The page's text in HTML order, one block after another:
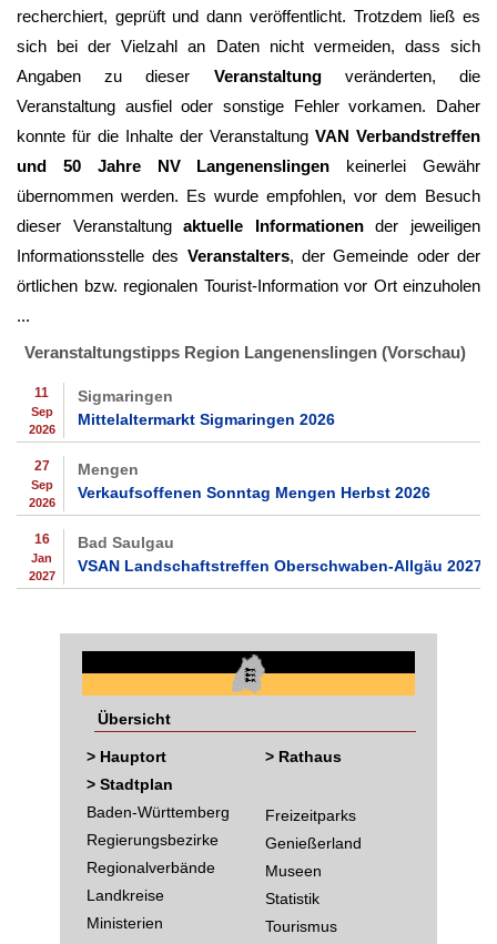
recherchiert, geprüft und dann veröffentlicht. Trotzdem ließ es
sich bei der Vielzahl an Daten nicht vermeiden, dass sich
Angaben zu dieser Veranstaltungveränderten, die
Veranstaltung ausfiel oder sonstige Fehler vorkamen. Daher
konnte für die Inhalte der Veranstaltung VAN Verbandstreffen
und 50 Jahre NV Langenenslingen keinerlei Gewähr
übernommen werden. Es wurde empfohlen, vor dem Besuch
dieser Veranstaltungaktuelle Informationender jeweiligen
Informationsstelle des Veranstalters, der Gemeinde oder der
örtlichen bzw. regionalen Tourist-Information vor Ort einzuholen
...
Veranstaltungstipps Region Langenenslingen (Vorschau)
11
Sep
2026
Sigmaringen
Mittelaltermarkt Sigmaringen 2026
27
Sep
2026
Mengen
Verkaufsoffenen Sonntag Mengen Herbst 2026
16
Jan
2027
Bad Saulgau
VSAN Landschaftstreffen Oberschwaben-Allgäu 2027
Übersicht
> Hauptort
> Stadtplan
Baden-Württemberg
Regierungsbezirke
Regionalverbände
Landkreise
Ministerien
> Rathaus
Freizeitparks
Genießerland
Museen
Statistik
Tourismus